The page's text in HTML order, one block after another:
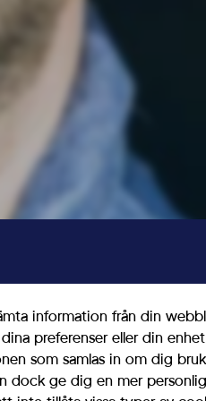
vad vi vill
information från din
preferenser eller din
som samlas in om dig
dock ge dig en mer